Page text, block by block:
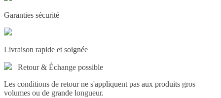
Garanties sécurité
Livraison rapide et soignée
Retour & Échange possible
Les conditions de retour ne s'appliquent pas aux produits gros
volumes ou de grande longueur.